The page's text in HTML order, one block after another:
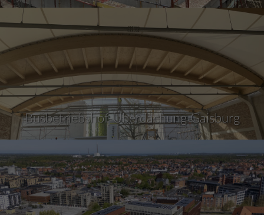
Busbetriebshof-Überdachung Gaisburg